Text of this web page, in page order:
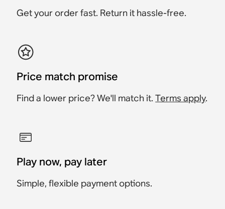
Get your order fast. Return it hassle-free.
Price match promise
Find a lower price? We'll match it.Terms apply.
Play now, pay later
Simple, flexible payment options.